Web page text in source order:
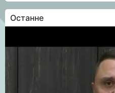
Останне